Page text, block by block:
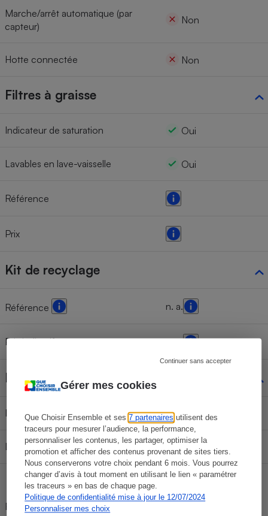
Gérer mes cookies
Que Choisir Ensemble et ses7 partenaires utilisent des
traceurs pour mesurer l’audience, la performance,
personnaliser les contenus, les partager, optimiser la
promotion et afficher des contenus provenant de sites tiers.
Nous conserverons votre choix pendant 6 mois. Vous pourrez
changer d’avis à tout moment en utilisant le lien « paramétrer
les traceurs » en bas de chaque page.
Politique de confidentialité mise à jour le 12/07/2024
Personnaliser mes choix
Continuer sans accepter
Marche/arrêt automatique (par
capteur)
Non
Hotte connectée Non
Filtres à graisse
Indicateur de saturation Oui
Lavables en lave-vaisselle Oui
Référence
Prix
Kit de recyclage
Référence n. a.
Prix indicatif n. a.
Filtres à charbon
Indicateur de saturation Oui
Livrés de série Oui
Référence
Non indiqué
(probablement Elica